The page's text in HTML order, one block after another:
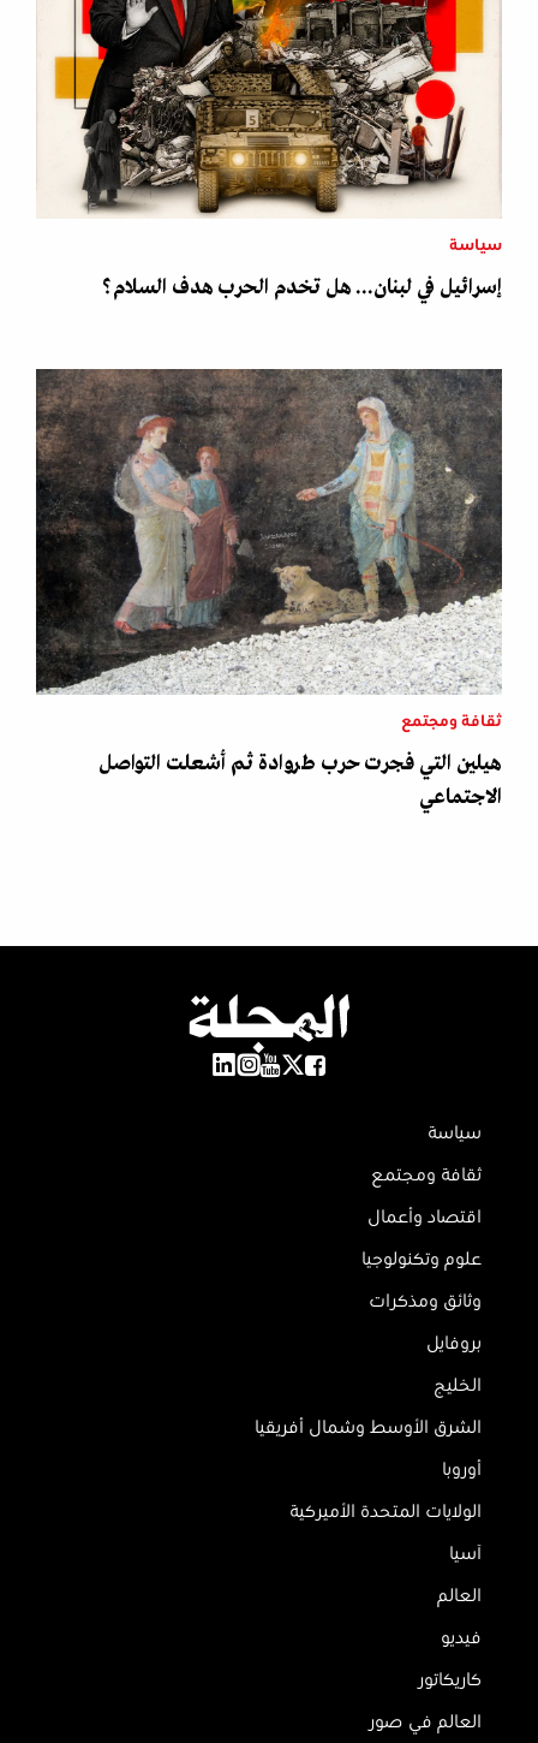
سياسة
إسرائيل في لبنان... هل تخدم الحرب هدف السلام؟
ثقافة ومجتمع
هيلين التي فجرت حرب طروادة ثم أشعلت التواصل
الاجتماعي
سياسة
ثقافة ومجتمع
اقتصاد وأعمال
علوم وتكنولوجيا
وثائق ومذكرات
بروفايل
الخليج
الشرق الأوسط وشمال أفريقيا
أوروبا
الولايات المتحدة الأميركية
آسيا
العالم
فيديو
كاريكاتور
العالم في صور